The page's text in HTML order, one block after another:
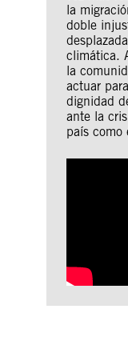
la
doble
climática.
la
actuar
dignidad
ante la
país como